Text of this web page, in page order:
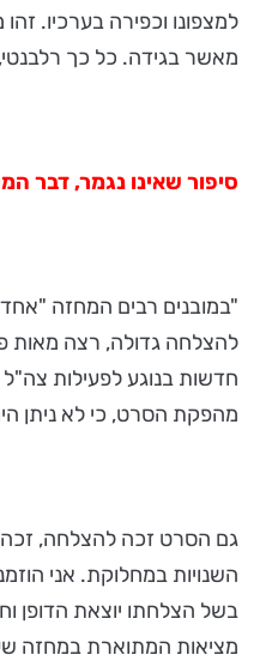
למצפונו וכפירה בערכיו.
מאשר בגידה. כל כך
סיפור שאינו נגמר, דבר
להצלחה גדולה, רצה מאות
מהפקת הסרט, כי לא ניתן
גם הסרט זכה להצלחה, זכה
בשל הצלחתו יוצאת הדופן
מציאות המתוארת במחזה